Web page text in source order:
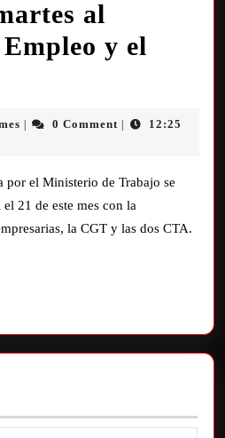
al
y el
0 Comment
12:25
el Ministerio de Trabajo se
21 de este mes con la
la CGT y las dos CTA.